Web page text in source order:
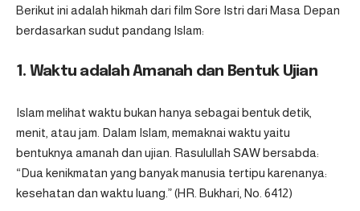
Berikut ini adalah hikmah dari film Sore Istri dari Masa Depan
berdasarkan sudut pandang Islam:
1. Waktu adalah Amanah dan Bentuk Ujian
Islam melihat waktu bukan hanya sebagai bentuk detik,
menit, atau jam. Dalam Islam, memaknai waktu yaitu
bentuknya amanah dan ujian. Rasulullah SAW bersabda:
“Dua kenikmatan yang banyak manusia tertipu karenanya:
kesehatan dan waktu luang.” (HR. Bukhari, No. 6412)